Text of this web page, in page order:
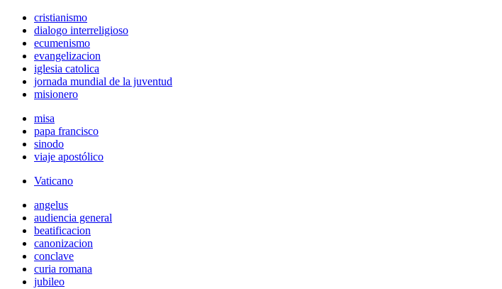
cristianismo
dialogo interreligioso
ecumenismo
evangelizacion
iglesia catolica
jornada mundial de la juventud
misionero
misa
papa francisco
sinodo
viaje apostólico
Vaticano
angelus
audiencia general
beatificacion
canonizacion
conclave
curia romana
jubileo